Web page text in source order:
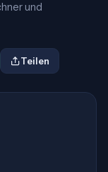
und
Teilen